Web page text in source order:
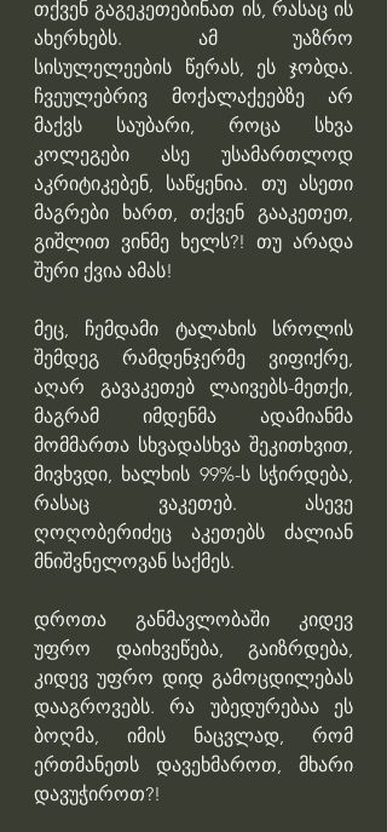
თქვენ გაგეკეთებინათ ის, რასაც ის
ახერხებს. ამ უაზრო
სისულელეების წერას, ეს ჯობდა.
ჩვეულებრივ მოქალაქეებზე არ
მაქვს საუბარი, როცა სხვა
კოლეგები ასე უსამართლოდ
აკრიტიკებენ, საწყენია. თუ ასეთი
მაგრები ხართ, თქვენ გააკეთეთ,
გიშლით ვინმე ხელს?! თუ არადა
შური ქვია ამას!
მეც, ჩემდამი ტალახის სროლის
შემდეგ რამდენჯერმე ვიფიქრე,
აღარ გავაკეთებ ლაივებს-მეთქი,
მაგრამ იმდენმა ადამიანმა
მომმართა სხვადასხვა შეკითხვით,
მივხვდი, ხალხის 99%-ს სჭირდება,
რასაც ვაკეთებ. ასევე
ღოღობერიძეც აკეთებს ძალიან
მნიშვნელოვან საქმეს.
დროთა განმავლობაში კიდევ
უფრო დაიხვეწება, გაიზრდება,
კიდევ უფრო დიდ გამოცდილებას
დააგროვებს. რა უბედურებაა ეს
ბოღმა, იმის ნაცვლად, რომ
ერთმანეთს დავეხმაროთ, მხარი
დავუჭიროთ?!